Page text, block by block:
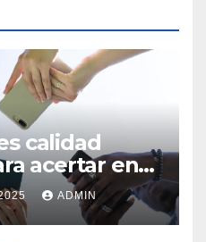
calidad
acertar en
ADMIN